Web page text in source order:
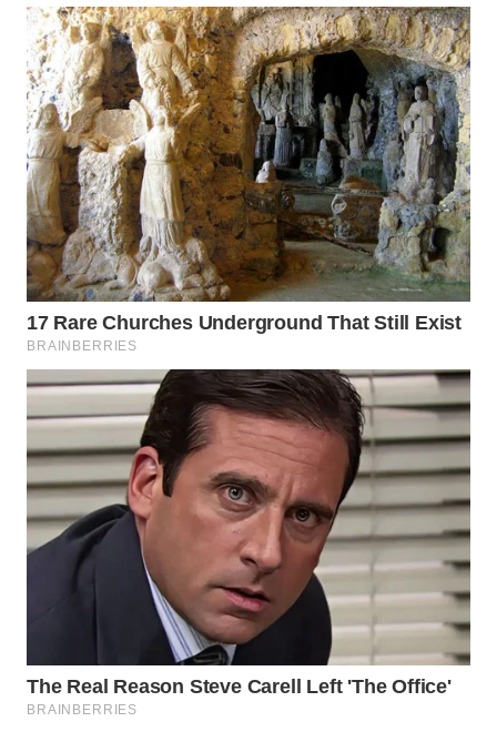
WN
BOROBUDUR
WN
MADURA
WN
SURABAYA
WN
NATUNA
WN
BINTAN
WN
MANDALIKA
WN
LIKUPANG
WN